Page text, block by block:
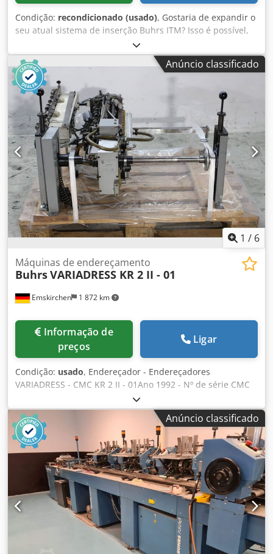
Condição: recondicionado (usado), Gostaria de expandir o
seu atual sistema de inserção Buhrs ITM? Isso é possível,
nós temos todos os módulos! Temos todos os módulos
originais possíveis disponíveis aqui que podem ser
instalados no início, numa base de máquina ou no final de
um sistema de inserção Buhrs ITM (W+D). Bem como:
Dsdpfxet Akt De Afwskr - Canais de folha solta da Mueller
Apparatebau para alimentação/leitura/coleção/descarga
de documentos A4 (canal transacional) - Máquinas de
corte da Mueller Apparatebau para processamento
contínuo de papel por folha cortada para
alimentação/leitura/coleção/descarga de documentos A4
(canal transacional) - Módulos transportadores de inversão
Buhrs ITM - Módulos de mesa de alinhamento Buhrs ITM -
Módulos de mesa de correio Buhrs ITM - Alimentador
Buhrs ITM - rotativo - alimentador de fricção e de
empurrar Expanda e obtenha mais possibilidades de
produção na sua Buhrs ITM BB300, BB600 ou BB700.....
Anúncio classificado
1 / 6
Emskirchen 1 872 km
Máquinas de endereçamento
BuhrsVARIADRESS KR 2 II - 01
preços
Ligar
Condição: usado, Endereçador - Endereçadores
VARIADRESS - CMC KR 2 II - 01Ano 1992 - Nº de série CMC
KR 2 II -01 Inspeção de vídeo online por Skype-Video
Ficaríamos muito satisfeitos com a sua visita - mais
máquinas em stock Disponível de imediato - Pode ser
inspeccionado Dsdpfxsh Ax Skj Afwskr Emskirchen /
Nuremberga em stock - Pode ser testado
Anúncio classificado